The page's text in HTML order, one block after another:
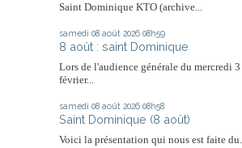
Saint Dominique KTO (archive...
samedi 08 août 2026 08h59
8 août : saint Dominique
Lors de l'audience générale du mercredi 3
février...
samedi 08 août 2026 08h58
Saint Dominique (8 août)
Voici la présentation qui nous est faite du...